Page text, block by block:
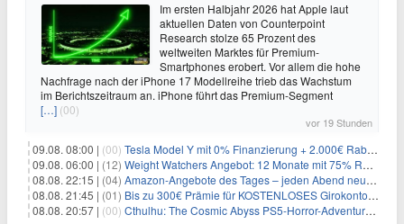
Im ersten Halbjahr 2026 hat Apple laut
aktuellen Daten von Counterpoint
Research stolze 65 Prozent des
weltweiten Marktes für Premium-
Smartphones erobert. Vor allem die hohe
Nachfrage nach der iPhone 17 Modellreihe trieb das Wachstum
im Berichtszeitraum an. iPhone führt das Premium-Segment
[…] (00)
vor 19 Stunden
09.08. 08:00 | (00) Tesla Model Y mit 0% Finanzierung + 2.000€ Rabatt für 38.970€
09.08. 06:00 | (12) Weight Watchers Angebot: 12 Monate mit 75% Rabatt ab 6,25€/Monat
08.08. 22:15 | (04) Amazon-Angebote des Tages – jeden Abend neue Deals zum Stöbern
08.08. 21:45 | (01) Bis zu 300€ Prämie für KOSTENLOSES Girokonto bei der Santander – 50€ schon nach 1 Woche!
08.08. 20:57 | (00) Cthulhu: The Cosmic Abyss PS5-Horror-Adventure für 27,99€